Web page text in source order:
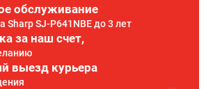
обслуживание
Sharp SJ-P641NBE до 3 лет
за наш счет,
выезд курьера